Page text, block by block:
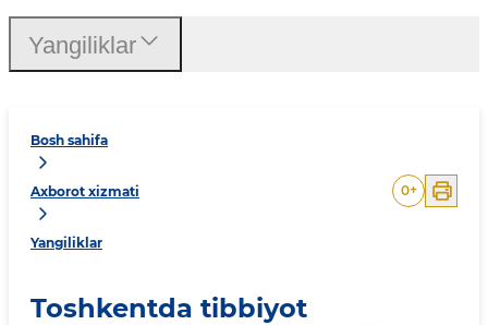
Bosh sahifa
Axborot xizmati
Yangiliklar
0+
Toshkentda tibbiyot
Yangiliklar